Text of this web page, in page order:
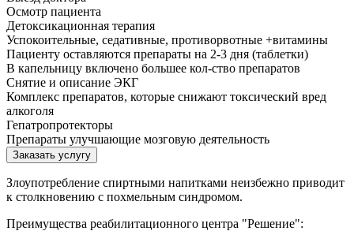
Осмотр пациента
Детоксикационная терапия
Успокоительные, седативные, противорвотные +витамины
Пациенту оставляются препараты на 2-3 дня (таблетки)
В капельницу включено большее кол-ство препаратов
Снятие и описание ЭКГ
Комплекс препаратов, которые снижают токсический вред
алкоголя
Гепатропротекторы
Препараты улучшающие мозговую деятельность
Заказать услугу
Злоупотребление спиртными напитками неизбежно приводит
к столкновению с похмельным синдромом.
Преимущества реабилитационного центра "Решение":